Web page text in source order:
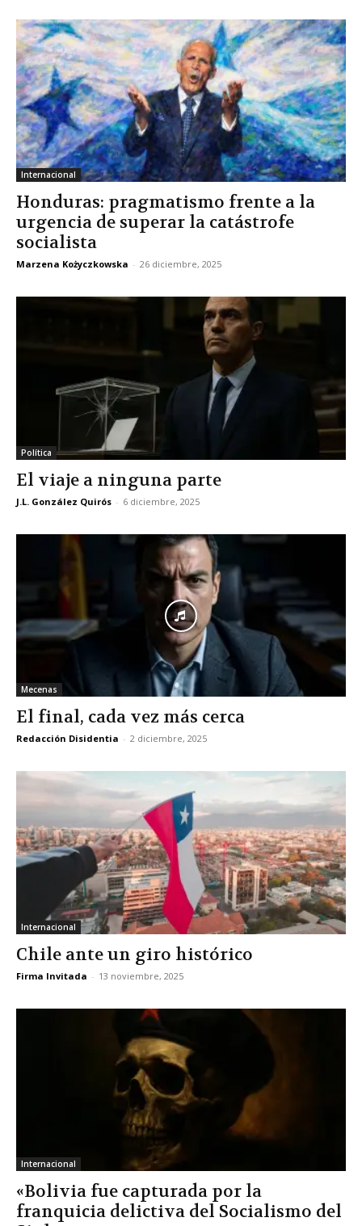
Internacional
Honduras: pragmatismo frente a la
urgencia de superar la catástrofe
socialista
Marzena Kożyczkowska - 26 diciembre, 2025
Política
El viaje a ninguna parte
J.L. González Quirós - 6 diciembre, 2025
Mecenas
El final, cada vez más cerca
Redacción Disidentia - 2 diciembre, 2025
Internacional
Chile ante un giro histórico
Firma Invitada - 13 noviembre, 2025
Internacional
«Bolivia fue capturada por la
franquicia delictiva del Socialismo del